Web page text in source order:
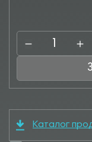
Каталог